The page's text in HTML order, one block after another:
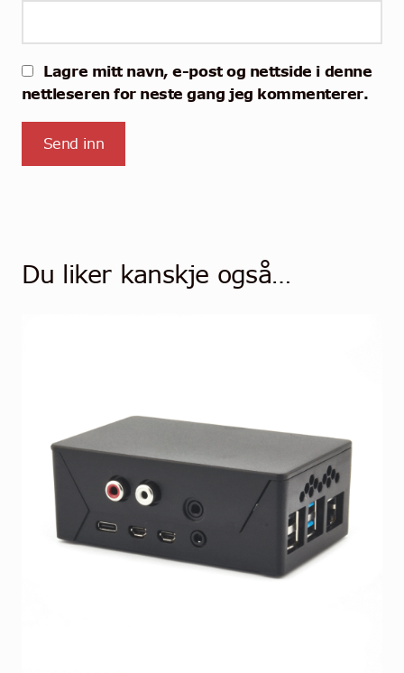
Lagre mitt navn, e-post og nettside i denne
nettleseren for neste gang jeg kommenterer.
Du liker kanskje også…